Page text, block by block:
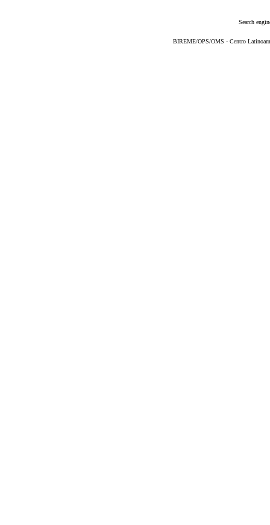
Search
BIREME/OPS/OMS - Centro